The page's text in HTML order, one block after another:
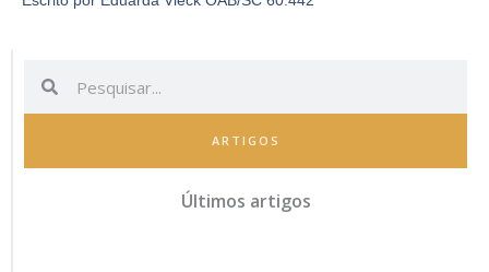
ARTIGOS
Últimos artigos